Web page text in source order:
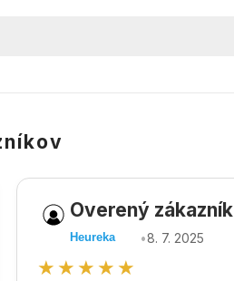
Overený zákazník
Heureka •8. 7. 2025
★★★★★